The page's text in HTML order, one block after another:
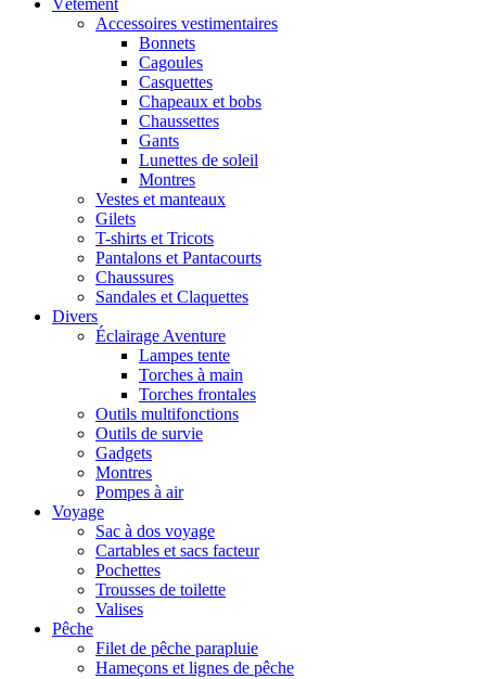
Vêtement
Accessoires vestimentaires
Bonnets
Cagoules
Casquettes
Chapeaux et bobs
Chaussettes
Gants
Lunettes de soleil
Montres
Vestes et manteaux
Gilets
T-shirts et Tricots
Pantalons et Pantacourts
Chaussures
Sandales et Claquettes
Divers
Éclairage Aventure
Lampes tente
Torches à main
Torches frontales
Outils multifonctions
Outils de survie
Gadgets
Montres
Pompes à air
Voyage
Sac à dos voyage
Cartables et sacs facteur
Pochettes
Trousses de toilette
Valises
Pêche
Filet de pêche parapluie
Hameçons et lignes de pêche